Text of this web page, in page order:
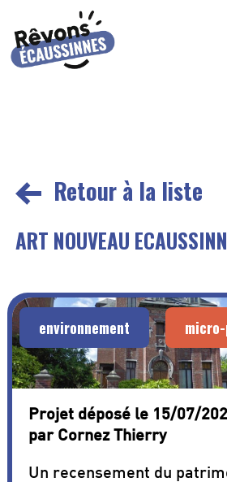
Retour à la liste
ART NOUVEAU
environnement
Projet déposé le 15/07/
par Cornez Thierry
Un recensement du